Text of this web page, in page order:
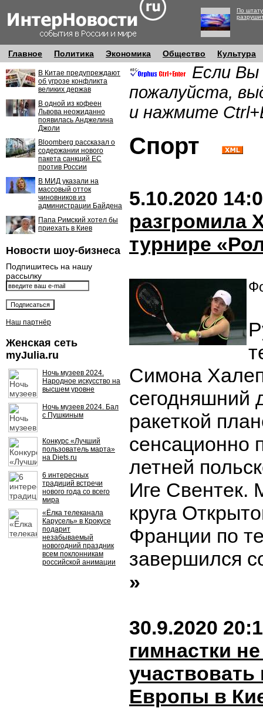
По
Главное Политика Экономика Общество Культура
В Китае предупреждают
об угрозе конфликта
великих держав
В одной из кофеен
Львова неожиданно
появилась Анджелина
Джоли
Bloomberg рассказал о
содержании нового
пакета санкций ЕС
против России
В МИД указали на
массовый отток
чиновников из
администрации Байдена
Папа Римский хотел бы
приехать в Киев
Новости шоу-бизнеса
Подпишитесь на нашу
рассылку
Наш партнёр
Женская сеть
myJulia.ru
Ночь музеев 2024.
Народное искусство на
высшем уровне
Ночь музеев 2024. Бал
с Пушкиным
Конкурс «Лучший
пользователь марта»
на Diets.ru
6 интересных
традиций встречи
нового года со всего
мира
«Ёлка телеканала
Карусель» в Крокусе
подарит
незабываемый
новогодний праздник
всем поклонникам
российской анимации
Если Вы
пожалуйста,
и нажмите
Спорт
5.10.2020
разгромила
турнире
Симона
сегодняшний
ракеткой
сенсационно
летней
Иге Свентек.
круга
Франции по
завершился
»
30.9.2020
гимнастки
Европы в